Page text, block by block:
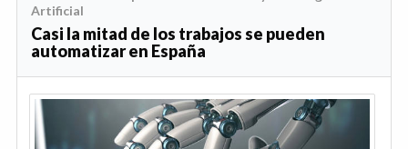
Artificial
Casi la mitad de los trabajos se pueden
automatizar en España